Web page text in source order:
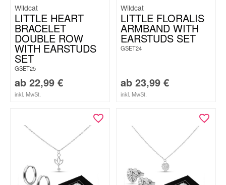
Wildcat
LITTLE HEART
BRACELET
DOUBLE ROW
WITH EARSTUDS
SET
GSET25
ab 22,99 €
inkl. MwSt.
Wildcat
LITTLE FLORALIS
ARMBAND WITH
EARSTUDS SET
GSET24
ab 23,99 €
inkl. MwSt.